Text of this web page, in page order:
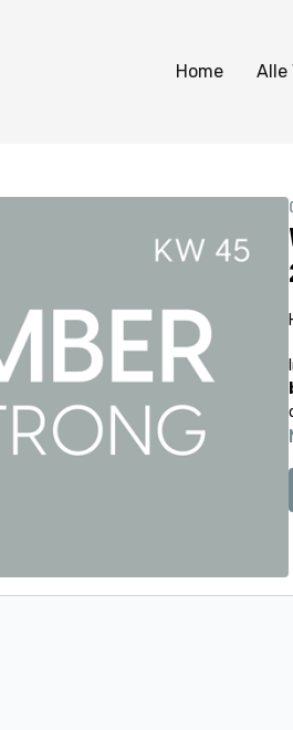
Home Alle